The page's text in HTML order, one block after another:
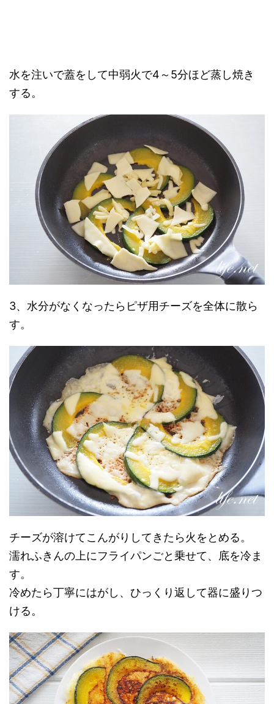
水を注いで蓋をして中弱火で4～5分ほど蒸し焼き
する。
3、水分がなくなったらピザ用チーズを全体に散ら
す。
チーズが溶けてこんがりしてきたら火をとめる。
濡れふきんの上にフライパンごと乗せて、底を冷ま
す。
冷めたら丁寧にはがし、ひっくり返して器に盛りつ
ける。